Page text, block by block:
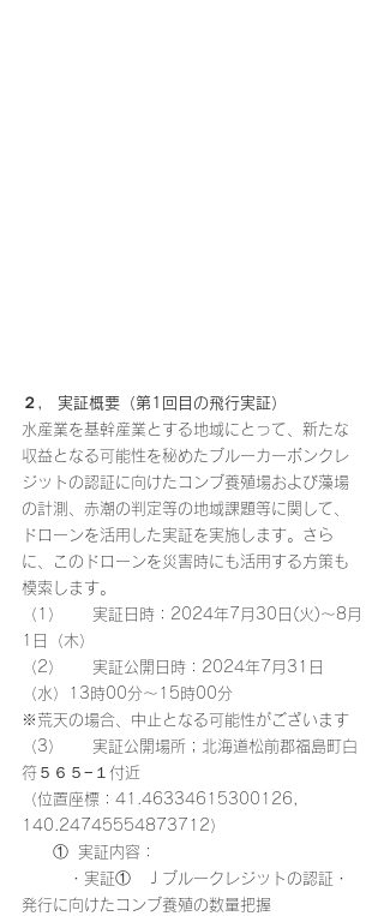
２,　実証概要（第1回目の飛行実証）
水産業を基幹産業とする地域にとって、新たな
収益となる可能性を秘めたブルーカーボンクレ
ジットの認証に向けたコンブ養殖場および藻場
の計測、赤潮の判定等の地域課題等に関して、
ドローンを活用した実証を実施します。さら
に、このドローンを災害時にも活用する方策も
模索します。
（1）      実証日時：2024年7月30日(火)～8月
1日（木）
（2）      実証公開日時：2024年7月31日
（水）13時00分～15時00分
※荒天の場合、中止となる可能性がございます
（3）      実証公開場所；北海道松前郡福島町白
符５６５−１付近
（位置座標：41.46334615300126,
140.24745554873712）
①  実証内容：
・実証①　Ｊブルークレジットの認証・
発行に向けたコンブ養殖の数量把握